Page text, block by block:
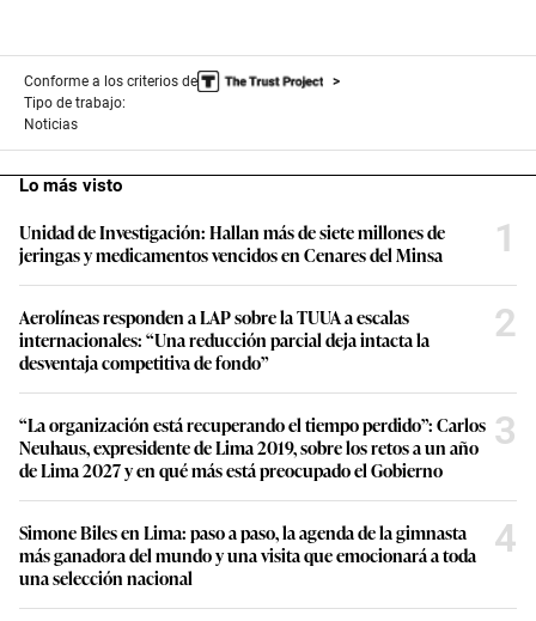
Conforme a los criterios de
Tipo de trabajo:
Noticias
Lo más visto
Unidad de Investigación: Hallan más de siete millones de
jeringas y medicamentos vencidos en Cenares del Minsa
1
Aerolíneas responden a LAP sobre la TUUA a escalas
internacionales: “Una reducción parcial deja intacta la
desventaja competitiva de fondo”
2
“La organización está recuperando el tiempo perdido”: Carlos
Neuhaus, expresidente de Lima 2019, sobre los retos a un año
de Lima 2027 y en qué más está preocupado el Gobierno
3
Simone Biles en Lima: paso a paso, la agenda de la gimnasta
más ganadora del mundo y una visita que emocionará a toda
una selección nacional
4